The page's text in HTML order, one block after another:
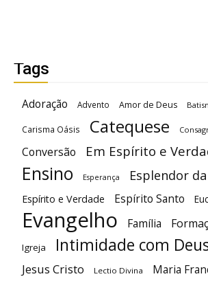
Tags
Adoração Advento Amor de Deus
Carisma Oásis Catequese
Conversão Em Espírito e
Ensino Esperança Esplendor
Espírito e Verdade Espírito Santo
Evangelho Família
Igreja Intimidade com
Jesus Cristo Lectio Divina Maria